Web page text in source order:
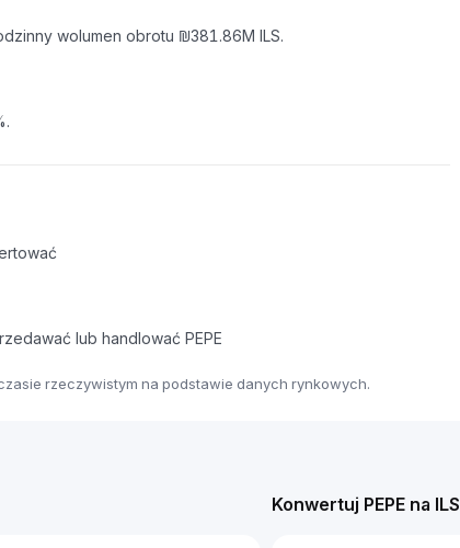
wolumen obrotu ₪381.86M ILS.
lub handlować PEPE
rzeczywistym na podstawie danych rynkowych.
Konwertuj PEPE na ILS